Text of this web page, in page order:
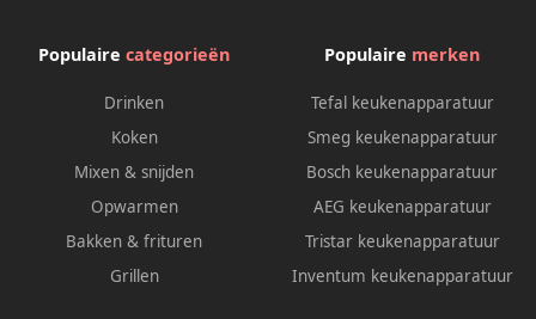
Populaire categorieën
Drinken
Koken
Mixen & snijden
Opwarmen
Bakken & frituren
Grillen
Populaire merken
Tefal keukenapparatuur
Smeg keukenapparatuur
Bosch keukenapparatuur
AEG keukenapparatuur
Tristar keukenapparatuur
Inventum keukenapparatuur